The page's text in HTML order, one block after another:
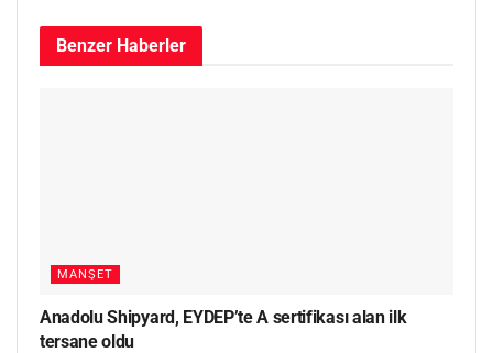
Benzer Haberler
MANŞET
Anadolu Shipyard, EYDEP’te A sertifikası alan ilk
tersane oldu